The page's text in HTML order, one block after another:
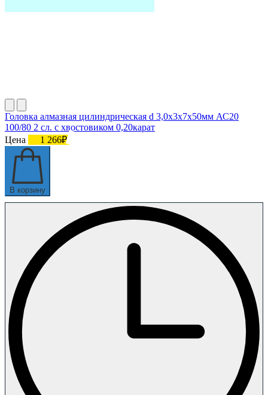
Головка алмазная цилиндрическая d 3,0х3х7х50мм АС20
100/80 2 сл. с хвостовиком 0,20карат
Цена
1 266₽
В корзину